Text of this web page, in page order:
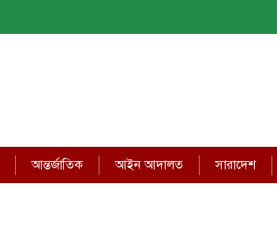
আন্তর্জাতিক আইন আদালত সারাদেশ